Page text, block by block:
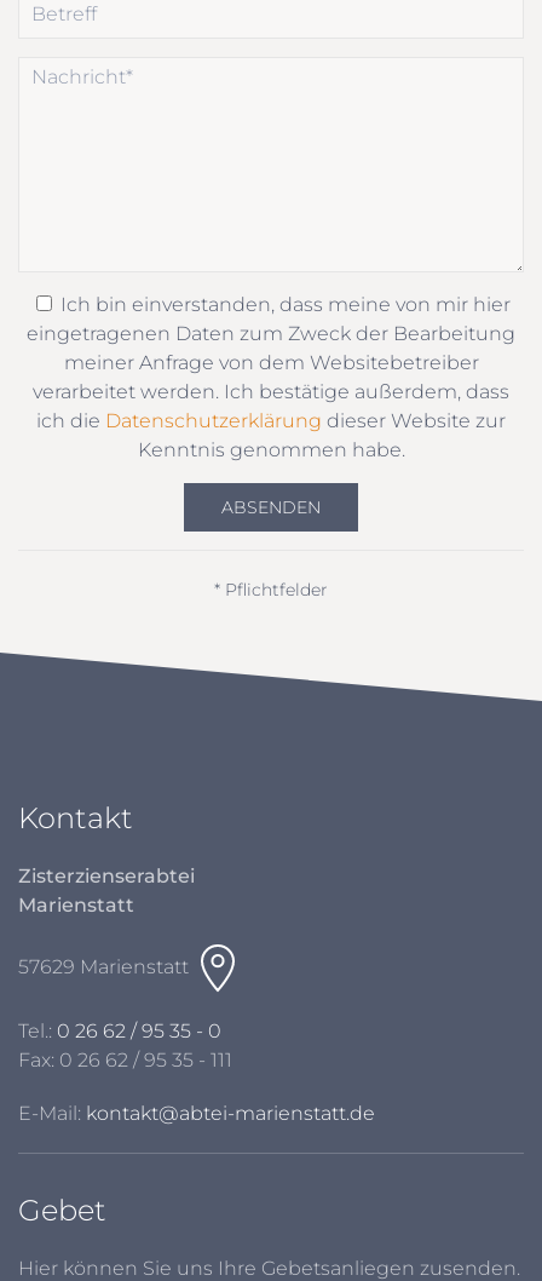
Ich bin einverstanden, dass meine von mir hier
eingetragenen Daten zum Zweck der Bearbeitung
meiner Anfrage von dem Websitebetreiber
verarbeitet werden. Ich bestätige außerdem, dass
ich die Datenschutzerklärung dieser Website zur
Kenntnis genommen habe.
ABSENDEN
* Pflichtfelder
Kontakt
Zisterzienserabtei
Marienstatt
57629 Marienstatt
Tel.: 0 26 62 / 95 35 - 0
Fax: 0 26 62 / 95 35 - 111
E-Mail: kontakt@abtei-marienstatt.de
Gebet
Hier können Sie uns Ihre Gebetsanliegen zusenden.